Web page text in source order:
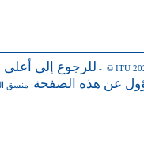
للرجوع إلى - © ITU
عن هذه الصفحة: منسق